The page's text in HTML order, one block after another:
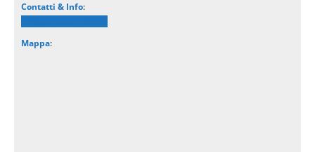
Contatti & Info:
Mappa: